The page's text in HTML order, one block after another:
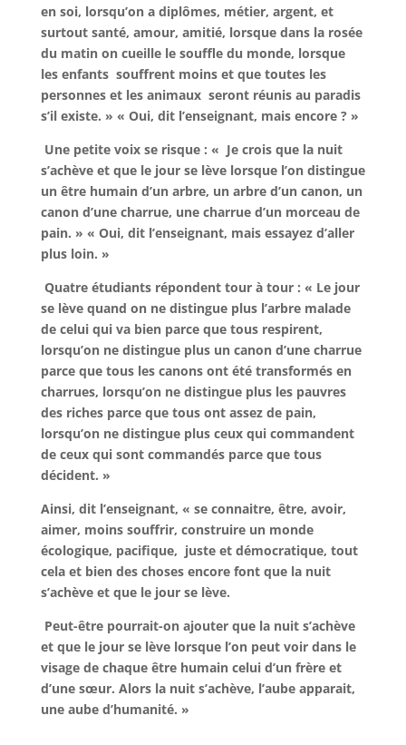
en soi, lorsqu’on a diplômes, métier, argent, et
surtout santé, amour, amitié, lorsque dans la rosée
du matin on cueille le souffle du monde, lorsque
les enfants souffrent moins et que toutes les
personnes et les animaux seront réunis au paradis
s’il existe. » « Oui, dit l’enseignant, mais encore ? »
Une petite voix se risque : « Je crois que la nuit
s’achève et que le jour se lève lorsque l’on distingue
un être humain d’un arbre, un arbre d’un canon, un
canon d’une charrue, une charrue d’un morceau de
pain. » « Oui, dit l’enseignant, mais essayez d’aller
plus loin. »
Quatre étudiants répondent tour à tour : « Le jour
se lève quand on ne distingue plus l’arbre malade
de celui qui va bien parce que tous respirent,
lorsqu’on ne distingue plus un canon d’une charrue
parce que tous les canons ont été transformés en
charrues, lorsqu’on ne distingue plus les pauvres
des riches parce que tous ont assez de pain,
lorsqu’on ne distingue plus ceux qui commandent
de ceux qui sont commandés parce que tous
décident. »
Ainsi, dit l’enseignant, « se connaitre, être, avoir,
aimer, moins souffrir, construire un monde
écologique, pacifique, juste et démocratique, tout
cela et bien des choses encore font que la nuit
s’achève et que le jour se lève.
Peut-être pourrait-on ajouter que la nuit s’achève
et que le jour se lève lorsque l’on peut voir dans le
visage de chaque être humain celui d’un frère et
d’une sœur. Alors la nuit s’achève, l’aube apparait,
une aube d’humanité. »